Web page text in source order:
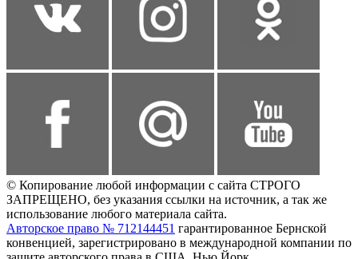
© Копирование любой информации с сайта СТРОГО
ЗАПРЕЩЕНО, без указания ссылки на источник, а так же
использование любого материала сайта.
Авторское право № 712144451 гарантированное Бернской
конвенцией, зарегистрировано в международной компании по